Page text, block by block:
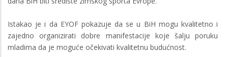
Istakao je i da EYOF pokazuje da se u BiH mogu kvalitetno i
zajedno organizirati dobre manifestacije koje šalju poruku
mladima da je moguće očekivati kvalitetnu budućnost.